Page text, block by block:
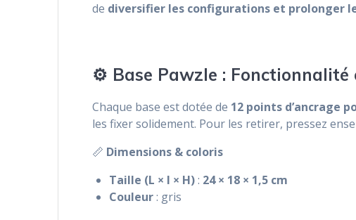
de diversifier les configurations et prolonger
⚙️ Base Pawzle :
Chaque base est dotée de 12 points d’ancrage
les fixer solidement. Pour les retirer, pressez
📏 Dimensions & coloris
Taille (L × l × H): 24 × 18 × 1,5 cm
Couleur: gris